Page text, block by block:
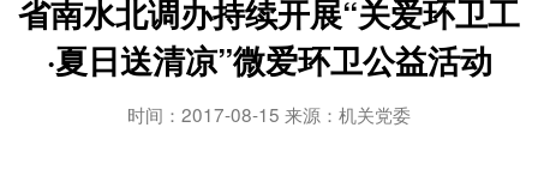
省南水北调办持续开展“关爱环卫工
·夏日送清凉”微爱环卫公益活动
时间：2017-08-15 来源：机关党委